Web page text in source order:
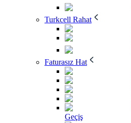
Turkcell Rahat
Faturasız Hat
Geçiş